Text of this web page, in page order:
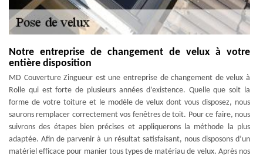
Notre entreprise de changement de velux à votre
entière disposition
MD Couverture Zingueur est une entreprise de changement de velux à
Rolle qui est forte de plusieurs années d’existence. Quelle que soit la
forme de votre toiture et le modèle de velux dont vous disposez, nous
saurons remplacer correctement vos fenêtres de toit. Pour ce faire, nous
suivrons des étapes bien précises et appliquerons la méthode la plus
adaptée. Afin de parvenir à un résultat satisfaisant, nous disposons d’un
matériel efficace pour manier tous types de matériau de velux. Après nos